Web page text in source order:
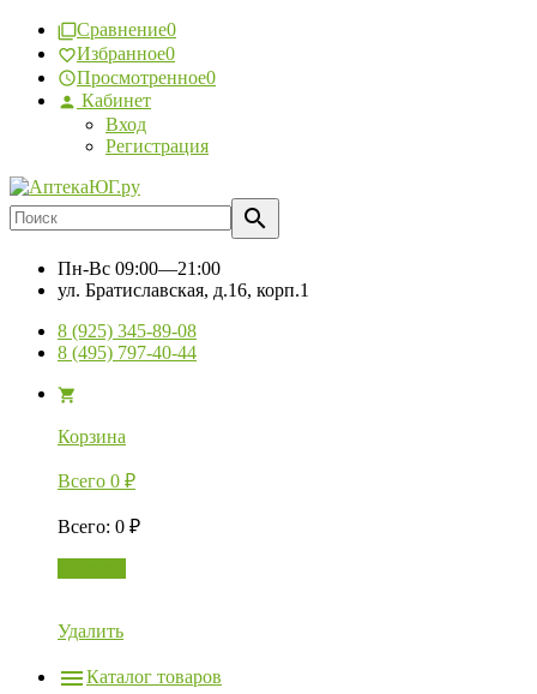
Сравнение0
Избранное0
Просмотренное0
Кабинет
Вход
Регистрация
Пн-Вс 09:00—21:00
ул. Братиславская, д.16, корп.1
8 (925) 345-89-08
8 (495) 797-40-44
Корзина
Всего 0 ₽
Всего: 0 ₽
Удалить
Каталог товаров